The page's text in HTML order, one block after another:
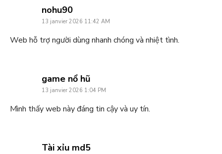
nohu90says:
13 janvier 2026 11:42 AM
Web hỗ trợ người dùng nhanh chóng và nhiệt tình.
game nổ hũsays:
13 janvier 2026 1:04 PM
Mình thấy web này đáng tin cậy và uy tín.
Tài xỉu md5says: